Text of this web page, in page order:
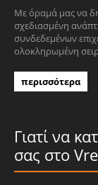
Με όραμά μας να
σχεδιασμένη
συνδεδεμένων
ολοκληρωμένη
περισσότερα
Γιατί να
σας στο